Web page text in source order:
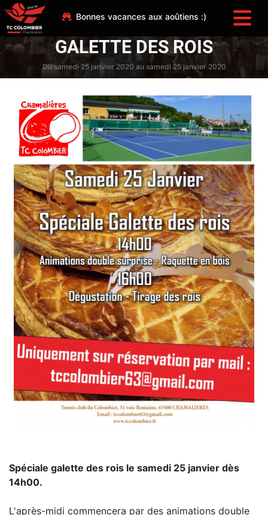
Bonnes vacances aux aoûtiens :)
GALETTE DES ROIS
Du samedi 25 janvier 2020 au samedi 25 janvier 2020
Spéciale galette des rois le samedi 25 janvier dès
14h00.
L'après-midi commencera par des animations double